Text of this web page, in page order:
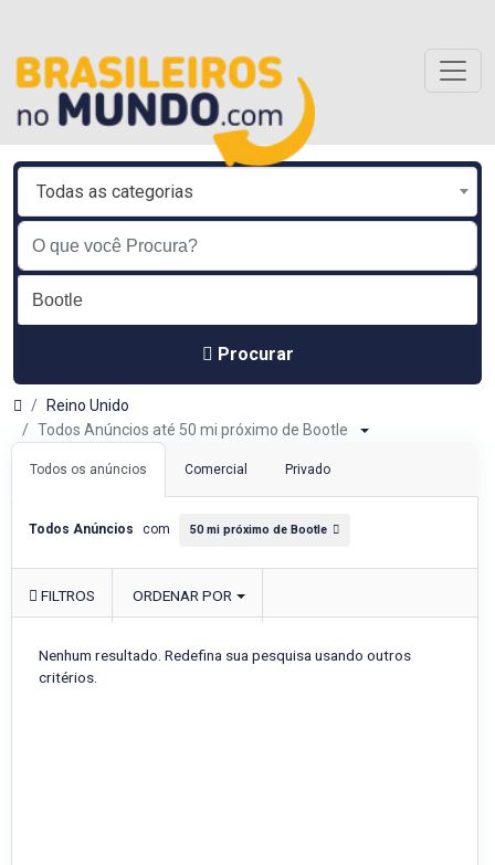
Todas as categorias
Procurar
Reino Unido
Todos Anúncios até 50 mi próximo de Bootle
Todos os anúncios Comercial Privado
Todos Anúncios com 50 mi próximo de Bootle
FILTROS ORDENAR POR
Nenhum resultado. Redefina sua pesquisa usando outros
critérios.